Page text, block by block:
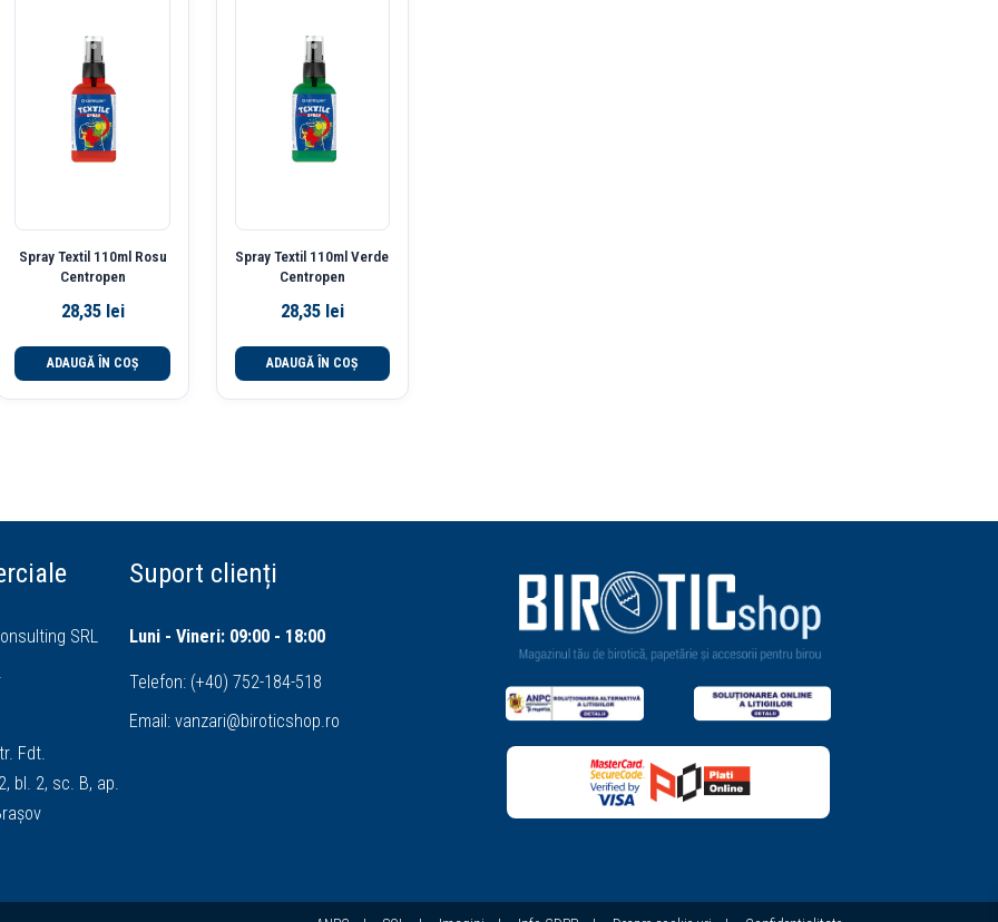
Spray Textil 110ml Rosu
Centropen
28,35 lei
ADAUGĂ ÎN COȘ
Spray Textil 110ml Verde
Centropen
28,35 lei
ADAUGĂ ÎN COȘ
SRL
Fdt.
bl. 2, sc. B, ap.
Suport clienți
Luni - Vineri: 09:00 - 18:00
Telefon: (+40) 752-184-518
Email:vanzari@biroticshop.ro